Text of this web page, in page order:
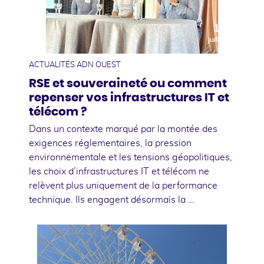
10
juillet
ACTUALITÉS ADN OUEST
RSE et souveraineté ou comment
repenser vos infrastructures IT et
télécom ?
Dans un contexte marqué par la montée des
exigences réglementaires, la pression
environnementale et les tensions géopolitiques,
les choix d’infrastructures IT et télécom ne
relèvent plus uniquement de la performance
technique. Ils engagent désormais la …